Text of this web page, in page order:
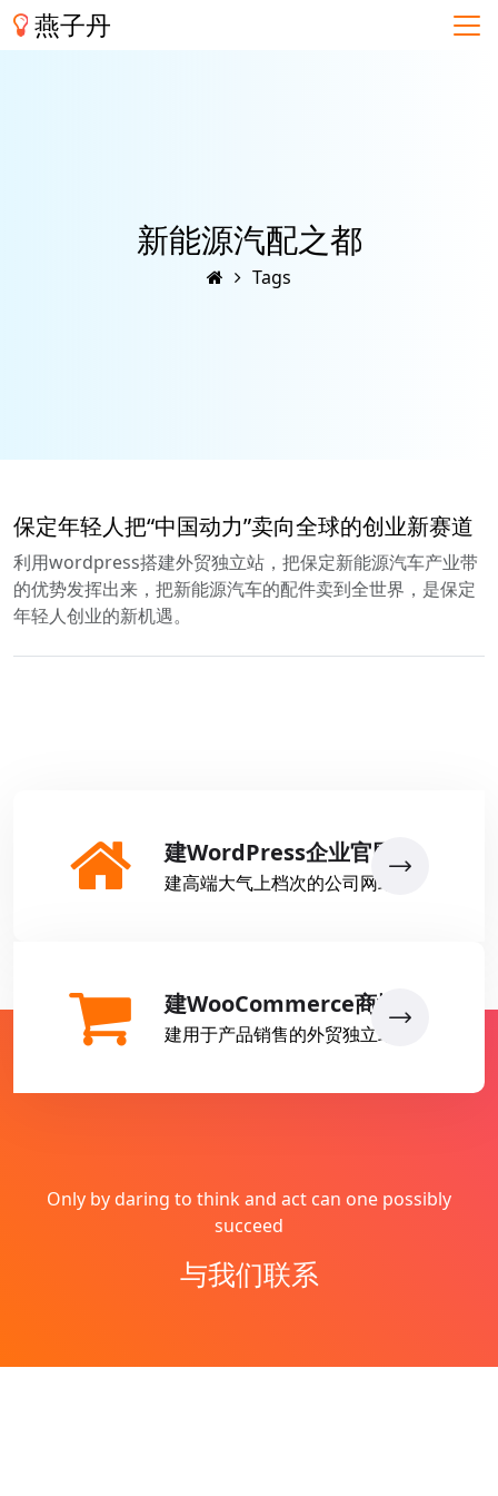
燕子丹
新能源汽配之都
Tags
保定年轻人把“中国动力”卖向全球的创业新赛道
利用wordpress搭建外贸独立站，把保定新能源汽车产业带
的优势发挥出来，把新能源汽车的配件卖到全世界，是保定
年轻人创业的新机遇。
建WordPress企业官网
建高端大气上档次的公司网站
建WooCommerce商城
建用于产品销售的外贸独立站
Only by daring to think and act can one possibly
succeed
与我们联系